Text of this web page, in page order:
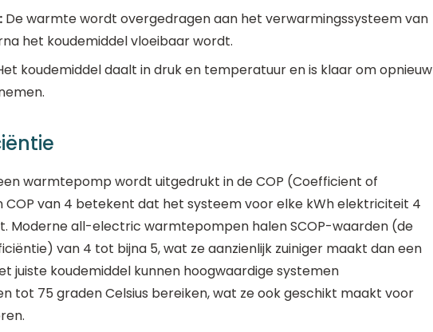
De warmte wordt overgedragen aan het verwarmingssysteem van
het koudemiddel vloeibaar wordt.
koudemiddel daalt in druk en temperatuur en is klaar om opnieuw
warmtepomp wordt uitgedrukt in de COP (Coefficient of
COP van 4 betekent dat het systeem voor elke kWh elektriciteit 4
Moderne all-electric warmtepompen halen SCOP-waarden (de
van 4 tot bijna 5, wat ze aanzienlijk zuiniger maakt dan een
juiste koudemiddel kunnen hoogwaardige systemen
tot 75 graden Celsius bereiken, wat ze ook geschikt maakt voor